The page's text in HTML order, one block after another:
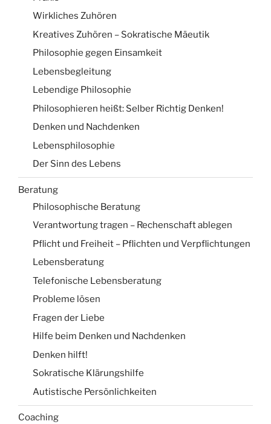
Wirkliches Zuhören
Kreatives Zuhören – Sokratische Mäeutik
Philosophie gegen Einsamkeit
Lebensbegleitung
Lebendige Philosophie
Philosophieren heißt: Selber Richtig Denken!
Denken und Nachdenken
Lebensphilosophie
Der Sinn des Lebens
Beratung
Philosophische Beratung
Verantwortung tragen – Rechenschaft ablegen
Pflicht und Freiheit – Pflichten und Verpflichtungen
Lebensberatung
Telefonische Lebensberatung
Probleme lösen
Fragen der Liebe
Hilfe beim Denken und Nachdenken
Denken hilft!
Sokratische Klärungshilfe
Autistische Persönlichkeiten
Coaching